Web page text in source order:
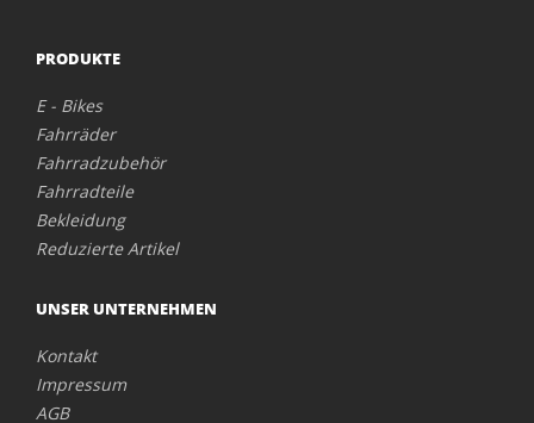
PRODUKTE
E - Bikes
Fahrräder
Fahrradzubehör
Fahrradteile
Bekleidung
Reduzierte Artikel
UNSER UNTERNEHMEN
Kontakt
Impressum
AGB